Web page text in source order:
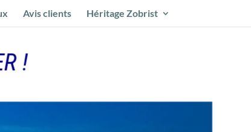
Avis clients Héritage Zobrist
!